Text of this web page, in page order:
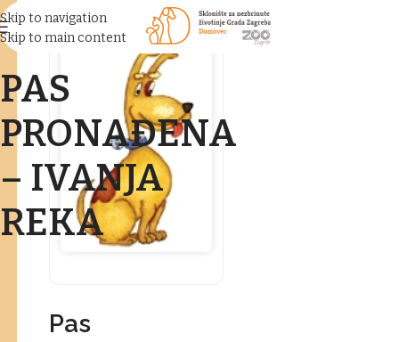
Skip to navigation
Skip to main content
PAS
PRONAĐENA
– IVANJA
REKA
Pas